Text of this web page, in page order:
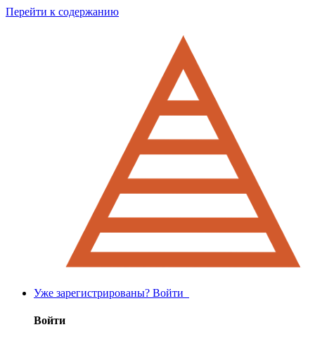
Перейти к содержанию
Уже зарегистрированы? Войти
Войти